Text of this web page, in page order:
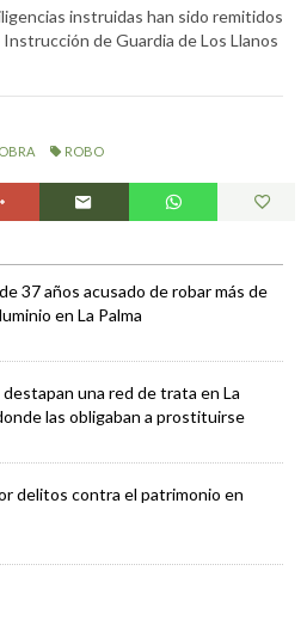
instruidas han sido remitidos
de Guardia de Los Llanos
ROBO
37 años acusado de robar más de
en La Palma
una red de trata en La
las obligaban a prostituirse
delitos contra el patrimonio en